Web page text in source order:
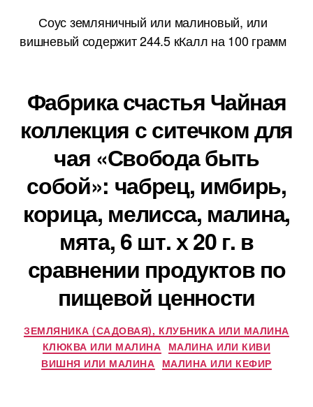
Соус земляничный или малиновый, или
вишневый содержит 244.5 кКалл на 100 грамм
Фабрика счастья Чайная
коллекция с ситечком для
чая «Свобода быть
собой»: чабрец, имбирь,
корица, мелисса, малина,
мята, 6 шт. х 20 г. в
сравнении продуктов по
пищевой ценности
ЗЕМЛЯНИКА (САДОВАЯ), КЛУБНИКА ИЛИ МАЛИНА
КЛЮКВА ИЛИ МАЛИНА МАЛИНА ИЛИ КИВИ
ВИШНЯ ИЛИ МАЛИНА МАЛИНА ИЛИ КЕФИР